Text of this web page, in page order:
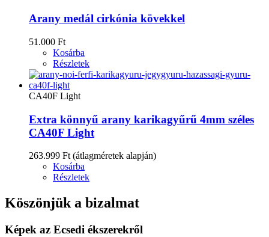
Arany medál cirkónia kövekkel
51.000 Ft
Kosárba
Részletek
CA40F Light
Extra könnyű arany karikagyűrű 4mm széles
CA40F Light
263.999 Ft (átlagméretek alapján)
Kosárba
Részletek
Köszönjük a bizalmat
Képek az Ecsedi ékszerekről